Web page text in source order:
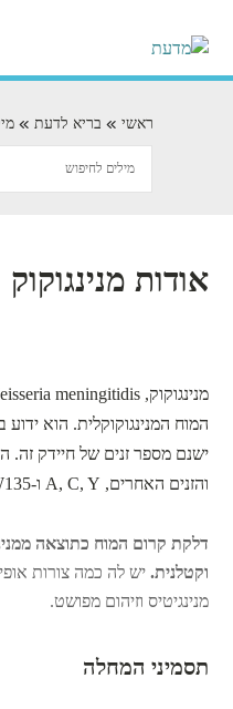
ראשי בריא לדעת
אודות מנינגוקוק
המוח המנינגוקוקלית. הוא
והזנים האחרים, A, C, Y ו-W135, נדירים בארץ.
דלקת קרום המוח כתוצאה
וקטלנית. יש לה כמה צורות
מנינגיטיס וזיהום מפושט.
תסמיני המחלה